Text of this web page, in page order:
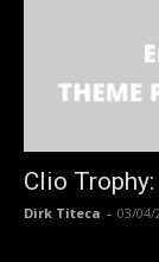
Clio
Dirk Titeca - 03/04/